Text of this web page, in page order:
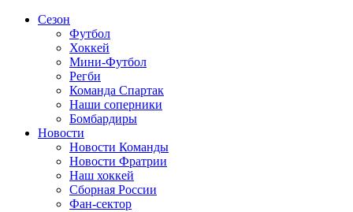
Сезон
Футбол
Хоккей
Мини-Футбол
Регби
Команда Спартак
Наши соперники
Бомбардиры
Новости
Новости Команды
Новости Фратрии
Наш хоккей
Сборная России
Фан-cектор